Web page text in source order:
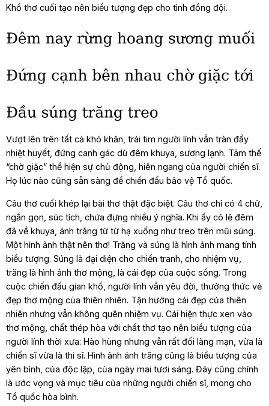
Khổ thơ cuối tạo nên biểu tượng đẹp cho tình đồng đội.
Vượt lên trên tất cả khó khăn, trái tim người lính vẫn tràn đầy
nhiệt huyết, đứng canh gác dù đêm khuya, sương lạnh. Tâm thế
“chờ giặc” thể hiện sự chủ động, hiên ngang của người chiến sĩ.
Họ lúc nào cũng sẵn sàng để chiến đấu bảo vệ Tổ quốc.
Câu thơ cuối khép lại bài thơ thật đặc biệt. Câu thơ chỉ có 4 chữ,
ngắn gọn, súc tích, chứa đựng nhiều ý nghĩa. Khi ấy có lẽ đêm
đã về khuya, ánh trăng từ từ hạ xuống như treo trên mũi súng.
Một hình ảnh thật nên thơ! Trăng và súng là hình ảnh mang tính
biểu tượng. Súng là đại diện cho chiến tranh, cho nhiệm vụ,
trăng là hình ảnh thơ mộng, là cái đẹp của cuộc sống. Trong
cuộc chiến đấu gian khổ, người lính vẫn yêu đời, thưởng thức vẻ
đẹp thơ mộng của thiên nhiên. Tận hưởng cái đẹp của thiên
nhiên nhưng vẫn không quên nhiệm vụ. Cái hiện thực xen vào
thơ mộng, chất thép hòa với chất thơ tạo nên biểu tượng của
người lính thời xưa: Hào hùng nhưng vẫn rất đối lãng mạn, vừa là
chiến sĩ vừa là thi sĩ. Hình ảnh ánh trăng cũng là biểu tượng của
yên bình, của độc lập, của ngày mai tươi sáng. Đây cũng chính
là ước vọng và mục tiêu của những người chiến sĩ, mong cho
Tổ quốc hòa bình.